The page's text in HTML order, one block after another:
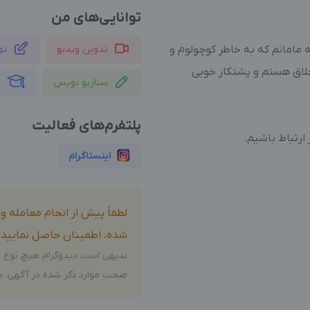
که به خاطر کوچولوم و
هستم و پشتکار خوبی
باشیم.
توانایی‌های من
تدوین ویدیو
سناریو نویس
پلتفرم‌های فعالیت
اینستاگرام
لطفاً پیش از انجام
شده، اطمینان حاصل
بدیهی است دیدوگرام هیچ نوع
صحت موارد ذکر شده در آگهی،